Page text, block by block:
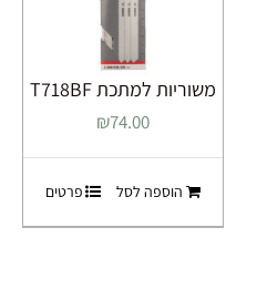
משוריות למתכת T718BF
₪74.00
הוספה לסל פרטים